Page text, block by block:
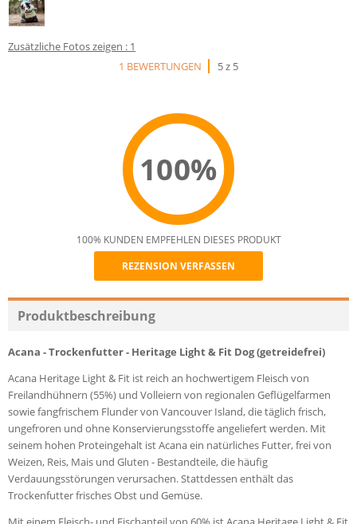
Zusätzliche Fotos zeigen : 1
1 BEWERTUNGEN
5 z 5
100%
Recommend
100% KUNDEN EMPFEHLEN DIESES PRODUKT
REZENSION VERFASSEN
Produktbeschreibung
Acana - Trockenfutter - Heritage Light & Fit Dog (getreidefrei)
Acana Heritage Light & Fit ist reich an hochwertigem Fleisch von
Freilandhühnern (55%) und Volleiern von regionalen Geflügelfarmen
sowie fangfrischem Flunder von Vancouver Island, die täglich frisch,
ungefroren und ohne Konservierungsstoffe angeliefert werden. Mit
seinem hohen Proteingehalt ist Acana ein natürliches Futter, frei von
Weizen, Reis, Mais und Gluten - Bestandteile, die häufig
Verdauungsstörungen verursachen. Stattdessen enthält das
Trockenfutter frisches Obst und Gemüse.